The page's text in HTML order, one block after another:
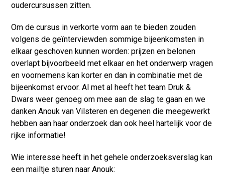
oudercursussen zitten.
Om de cursus in verkorte vorm aan te bieden zouden
volgens de geïnterviewden sommige bijeenkomsten in
elkaar geschoven kunnen worden: prijzen en belonen
overlapt bijvoorbeeld met elkaar en het onderwerp vragen
en voornemens kan korter en dan in combinatie met de
bijeenkomst ervoor. Al met al heeft het team Druk &
Dwars weer genoeg om mee aan de slag te gaan en we
danken Anouk van Vilsteren en degenen die meegewerkt
hebben aan haar onderzoek dan ook heel hartelijk voor de
rijke informatie!
Wie interesse heeft in het gehele onderzoeksverslag kan
een mailtje sturen naar Anouk: